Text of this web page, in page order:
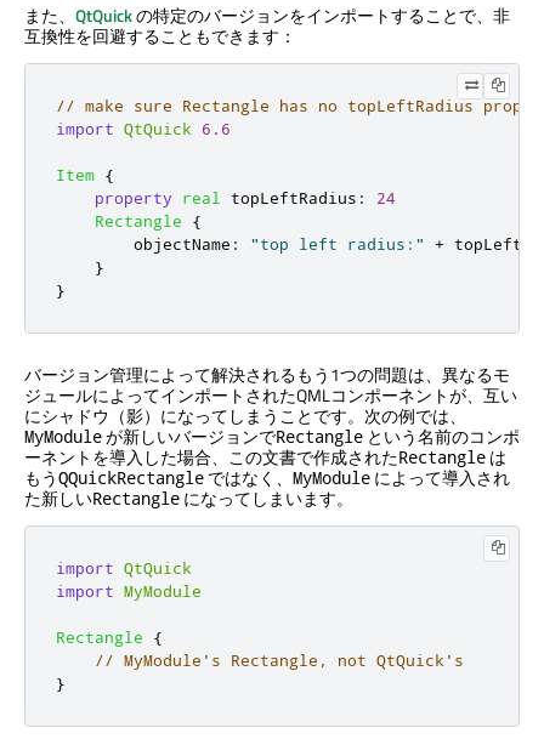
また、 QtQuickの特定のバージョンをインポートすることで、非
互換性を回避することもできます：
// make sure Rectangle has no topLeftRadius
import QtQuick 6.6
Item {
property
real topLeftRadius :
24
Rectangle
{
objectName : "top left radius:" +
}
}
バージョン管理によって解決されるもう1つの問題は、異なるモ
ジュールによってインポートされたQMLコンポーネントが、互い
にシャドウ（影）になってしまうことです。次の例では、
MyModuleが新しいバージョンでRectangle という名前のコンポ
ーネントを導入した場合、この文書で作成されたRectangle は
もうQQuickRectangle ではなく、 MyModule によって導入され
た新しいRectangle になってしまいます。
import QtQuick
import MyModule
Rectangle
{
// MyModule's Rectangle, not QtQuick's
}